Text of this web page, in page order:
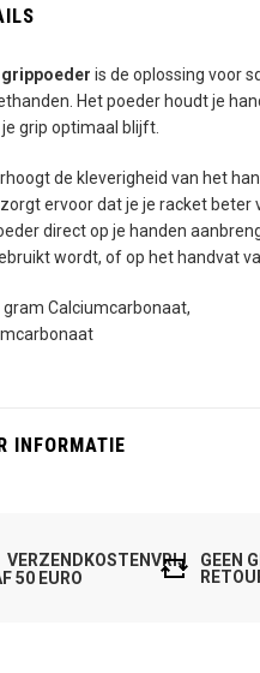
grippoeder is de oplossing voor
Het poeder houdt je
grip optimaal blijft.
de kleverigheid van het
ervoor dat je je racket beter
direct op je handen
wordt, of op het handvat
gram Calciumcarbonaat,
INFORMATIE
VERZENDKOSTENVRIJ
50 EURO
GEEN